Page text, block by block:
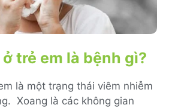
trẻ em là bệnh gì?
là một trạng thái viêm nhiễm
Xoang là các không gian